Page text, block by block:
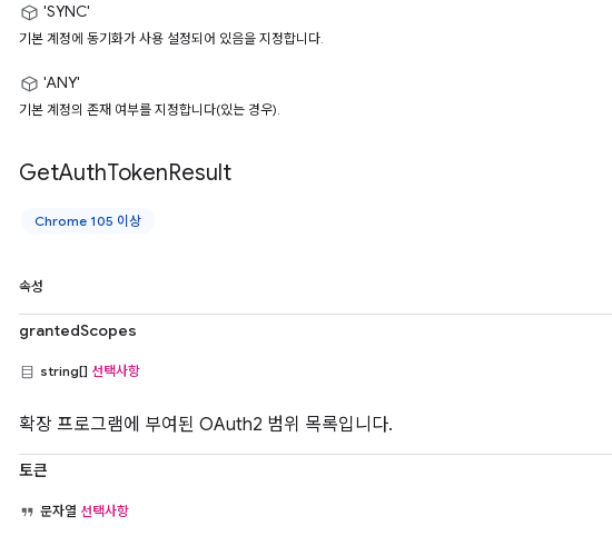
'SYNC'
기본 계정에 동기화가 사용 설정되어 있음을 지정합니다.
'ANY'
기본 계정의 존재 여부를 지정합니다(있는 경우).
GetAuthTokenResult
Chrome 105 이상
속성
grantedScopes
string[] 선택사항
확장 프로그램에 부여된 OAuth2 범위 목록입니다.
토큰
문자열 선택사항